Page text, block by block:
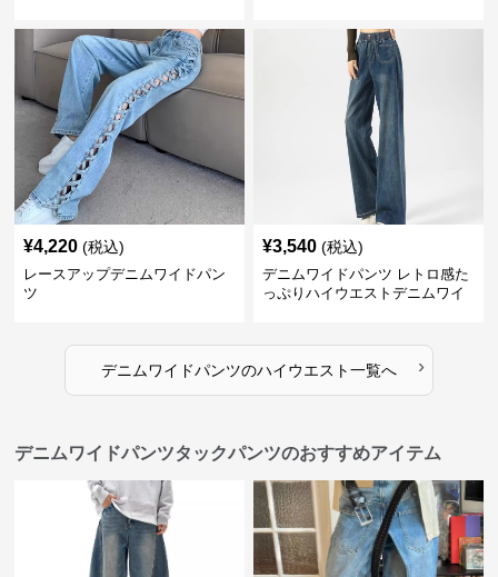
¥4,220 (税込)
レースアップデニムワイドパン
ツ
¥3,540 (税込)
デニムワイドパンツ レトロ感た
っぷりハイウエストデニムワイ
デニムワイドパンツのハイウエスト一覧へ ›
デニムワイドパンツタックパンツのおすすめアイテム